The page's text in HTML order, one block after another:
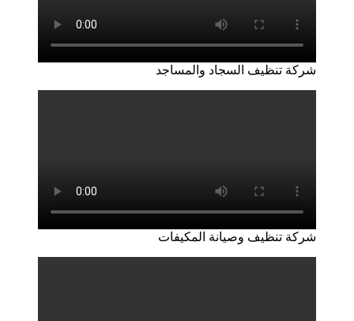
شركة تنظيف السجاد والمساجد
شركة تنظيف وصيانة المكيفات